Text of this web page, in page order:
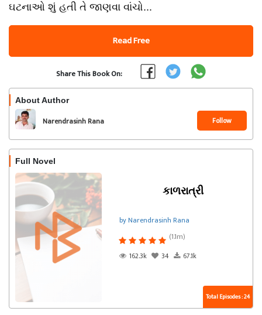
ઘટનાઓ શું હતી તે જાણવા વાંચો...
Read Free
Share This Book On:
About Author
Narendrasinh Rana Follow
Full Novel
કાળરાત્રી
by Narendrasinh Rana
(1.1m)
162.3k
34 67.1k
Total Episodes : 24